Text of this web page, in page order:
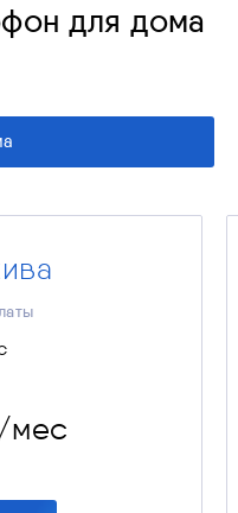
для дома
/мес
«Без архива»